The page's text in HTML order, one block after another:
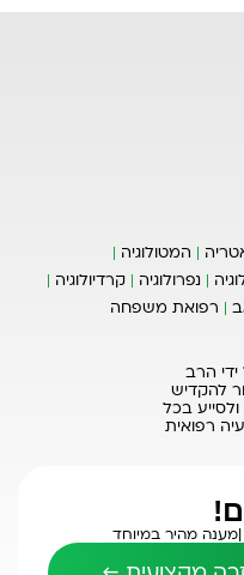
המטולוגיה
נפרולוגיה
קרדיולוגיה
רפואת משפחה
הוקמה ב-2006, על ידי הרב
להקדיש
ולסייע בכל
רפואית
מענה מהיר במיוחד